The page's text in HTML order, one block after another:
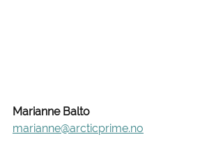
Marianne Balto
marianne@arcticprime.no